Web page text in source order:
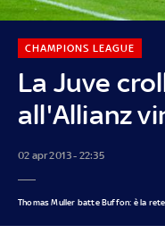
La Juve
all'Allianz
CHAMPIONS LEAGUE
02 apr 2013 - 22:35
Thomas Muller batte Buffon: è la